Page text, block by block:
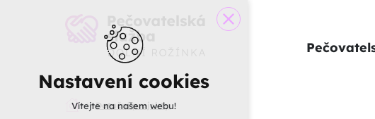
Dotační projekty
Nastavení cookies
Vítejte na našem webu!